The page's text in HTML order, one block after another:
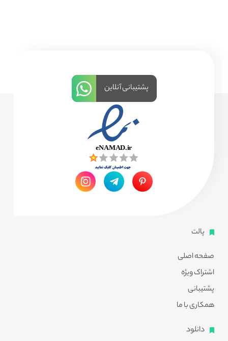
پالت
صفحه اصلی
اشتراک ویژه
پشتیبانی
همکاری با ما
دانلود
پشتیبانی آنلاین